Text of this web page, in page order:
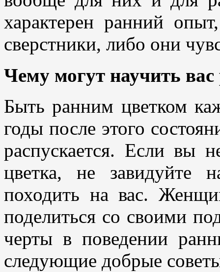
характерен ранний
сверстники, либо они
Чему могут научить
Быть ранним цветком
годы после этого
распускается. Если вы
цветка, не завидуйте
походить на вас.
поделиться со своими
черты в поведении
следующие добрые